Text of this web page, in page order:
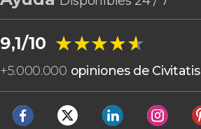
9,1/10 ★★★★★
★★★★★
+5.000.000 opiniones de Civitatis